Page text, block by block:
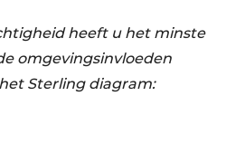
heeft u het minste
omgevingsinvloeden
Sterling diagram: